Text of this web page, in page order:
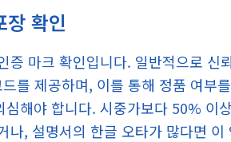
장 확인
증 마크 확인입니다. 일반적으로 신
를 제공하며, 이를 통해 정품 여부
해야 합니다. 시중가보다 50% 이
나, 설명서의 한글 오타가 많다면